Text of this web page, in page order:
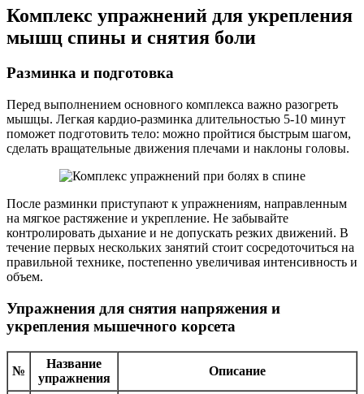
Комплекс упражнений для укрепления
мышц спины и снятия боли
Разминка и подготовка
Перед выполнением основного комплекса важно разогреть
мышцы. Легкая кардио-разминка длительностью 5-10 минут
поможет подготовить тело: можно пройтися быстрым шагом,
сделать вращательные движения плечами и наклоны головы.
После разминки приступают к упражнениям, направленным
на мягкое растяжение и укрепление. Не забывайте
контролировать дыхание и не допускать резких движений. В
течение первых нескольких занятий стоит сосредоточиться на
правильной технике, постепенно увеличивая интенсивность и
объем.
Упражнения для снятия напряжения и
укрепления мышечного корсета
№
Название
упражнения
Описание